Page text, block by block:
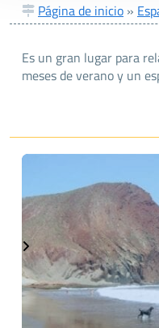
Página de inicio »
Es un gran lugar para
meses de verano y un